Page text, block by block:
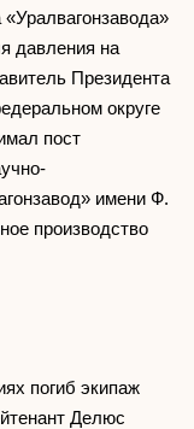
давления на
Президента
округе
пост
имени Ф.
производство
погиб экипаж
Делюс